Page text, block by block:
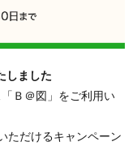
しました
Ｂ＠図」をご利用い
ただけるキャンペーン